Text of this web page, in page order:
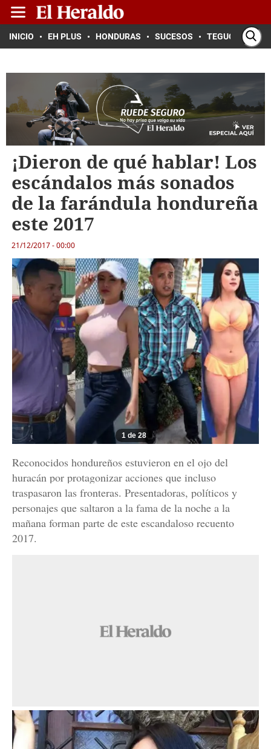
INICIO EH PLUS HONDURAS SUCESOS TEGUCIGALPA
¡Dieron de qué hablar! Los
escándalos más sonados
de la farándula hondureña
este 2017
21/12/2017 - 00:00
1 de 28
Reconocidos hondureños estuvieron en el ojo del
huracán por protagonizar acciones que incluso
traspasaron las fronteras. Presentadoras, políticos y
personajes que saltaron a la fama de la noche a la
mañana forman parte de este escandaloso recuento
2017.